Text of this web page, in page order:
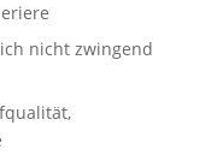
nicht zwingend